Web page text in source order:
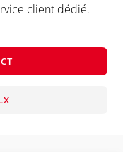
client dédié.